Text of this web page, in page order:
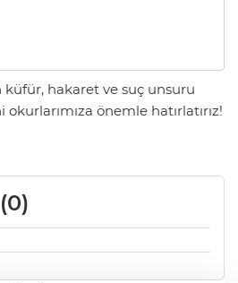
hakaret ve suç unsuru
önemle hatırlatırız!
0)